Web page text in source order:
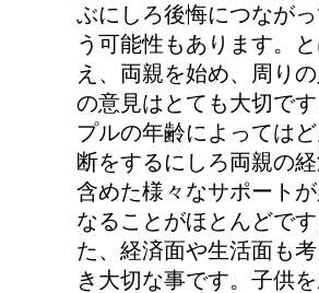
ぶにしろ後悔につながっ
う可能性もあります。
え、両親を始め、周り
の意見はとても大切で
プルの年齢によっては
断をするにしろ両親の
含めた様々なサポート
なることがほとんどです
た、経済面や生活面も
き大切な事です。子供